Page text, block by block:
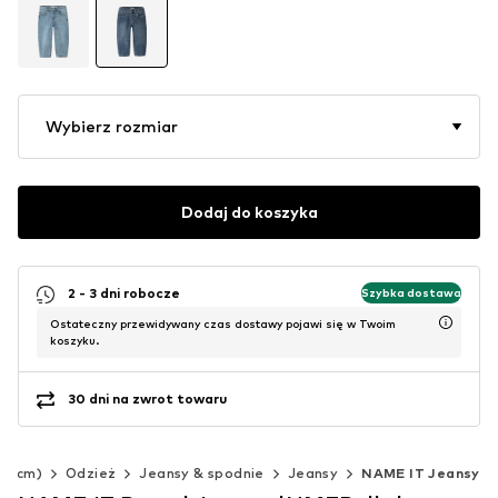
Wybierz rozmiar
Dodaj do koszyka
2 - 3 dni robocze Szybka dostawa
Ostateczny przewidywany czas dostawy pojawi się w Twoim
koszyku.
30 dni na zwrot towaru
cm) Odzież Jeansy & spodnie Jeansy NAME IT Jeansy